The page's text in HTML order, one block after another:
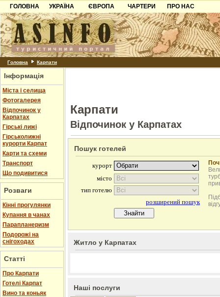
ГОЛОВНА
УКРАЇНА
Карпати
Азов
Причорноморря
Шацьк
ЄВРОПА
Чорногорія
Хорватія
Болгарія
ЧАРТЕРИ
ПРО НАС
Контакти
Партнерам
Додати готель
Головна Карпати
Інформація
Міста і селища
Фотогалерея
Відпочинок у
Карпатах
Гірські лижі
Гірськолижні
курорти Карпат
Карти та схеми
Транспорт
Що подивитися
Розваги
Кінні прогулянки
Купання в чанах
Парапланеризм
Подорожі на
снігоходах
Статті
Про Карпати
Готелі Карпат
Вино та коньяк
Карпати
Відпочинок у Карпатах
Пошук готелей
Житло у Карпатах
Наші послуги